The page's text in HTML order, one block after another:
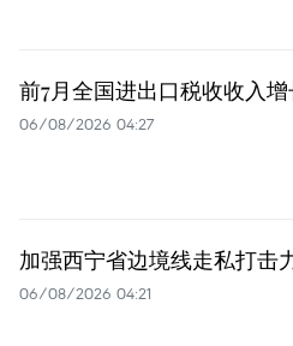
前7月全国进出口税收收入增
06/08/2026 04:27
加强西宁省边境线走私打击
06/08/2026 04:21